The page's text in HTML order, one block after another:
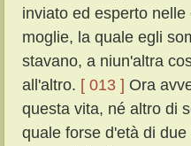
inviato ed esperto
moglie, la quale egli
stavano, a niun'altra
all'altro. [ 013 ] Ora
questa vita, né altro di
quale forse d'età di